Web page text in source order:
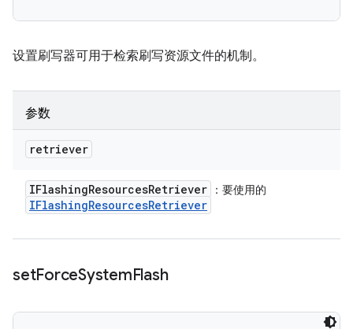
设置刷写器可用于检索刷写资源文件的机制。
参数
retriever
IFlashingResourcesRetriever ：要使用的
IFlashingResourcesRetriever
setForceSystemFlash